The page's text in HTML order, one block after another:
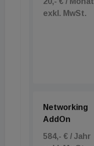
exkl. MwSt.
Networking
AddOn
584,- € / Jahr